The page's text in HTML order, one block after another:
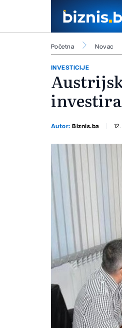
Početna Novac
INVESTICIJE
Autor:Biznis.ba